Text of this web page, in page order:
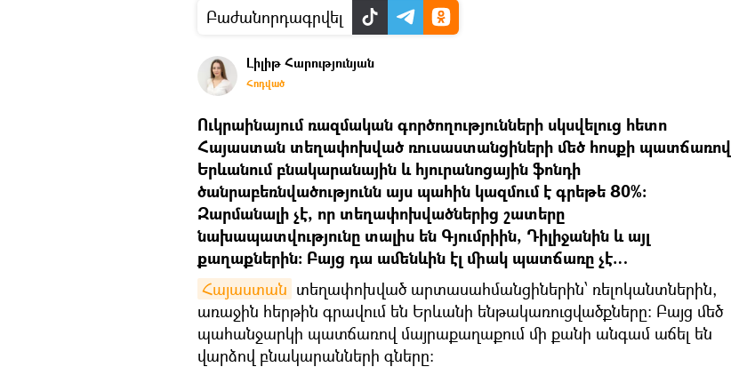
Բաժանորդագրվել
Լիլիթ Հարությունյան
Հոդված
Ուկրաինայում ռազմական գործողությունների սկսվելուց հետո
Հայաստան տեղափոխված ռուսաստանցիների մեծ հոսքի պատճառով
Երևանում բնակարանային և հյուրանոցային ֆոնդի
ծանրաբեռնվածությունն այս պահին կազմում է գրեթե 80%:
Զարմանալի չէ, որ տեղափոխվածներից շատերը
նախապատվությունը տալիս են Գյումրիին, Դիլիջանին և այլ
քաղաքներին։ Բայց դա ամենևին էլ միակ պատճառը չէ…
Հայաստան տեղափոխված արտասահմանցիներին՝ ռելոկանտներին,
առաջին հերթին գրավում են Երևանի ենթակառուցվածքները։ Բայց մեծ
պահանջարկի պատճառով մայրաքաղաքում մի քանի անգամ աճել են
վարձով բնակարանների գները։